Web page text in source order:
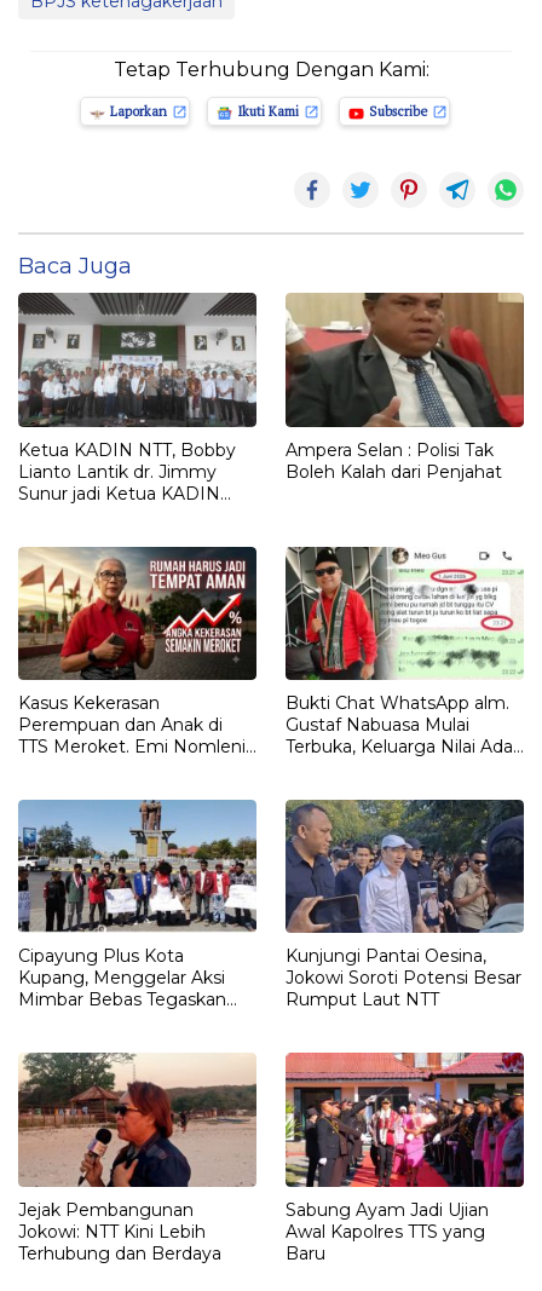
Tetap Terhubung Dengan Kami:
Laporkan Ikuti Kami Subscribe
Baca Juga
Ketua KADIN NTT, Bobby
Lianto Lantik dr. Jimmy
Sunur jadi Ketua KADIN
Ampera Selan : Polisi Tak
Boleh Kalah dari Penjahat
Kasus Kekerasan
Perempuan dan Anak di
TTS Meroket. Emi Nomleni :
Bukti Chat WhatsApp alm.
Gustaf Nabuasa Mulai
Terbuka, Keluarga Nilai Ada
Cipayung Plus Kota
Kupang, Menggelar Aksi
Mimbar Bebas Tegaskan
Kepada JOKO WIDODO
Kunjungi Pantai Oesina,
Jokowi Soroti Potensi Besar
Rumput Laut NTT
Jejak Pembangunan
Jokowi: NTT Kini Lebih
Terhubung dan Berdaya
Sabung Ayam Jadi Ujian
Awal Kapolres TTS yang
Baru